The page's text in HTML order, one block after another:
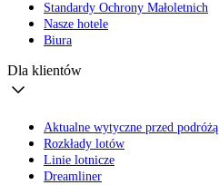
Standardy Ochrony Małoletnich
Nasze hotele
Biura
Dla klientów
Aktualne wytyczne przed podróżą
Rozkłady lotów
Linie lotnicze
Dreamliner